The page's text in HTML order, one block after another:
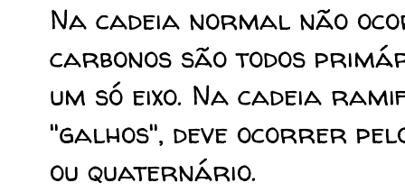
Na cadeia normal não
carbonos são todos
um só eixo. Na cadeia
"galhos", deve ocorrer
ou quaternário.